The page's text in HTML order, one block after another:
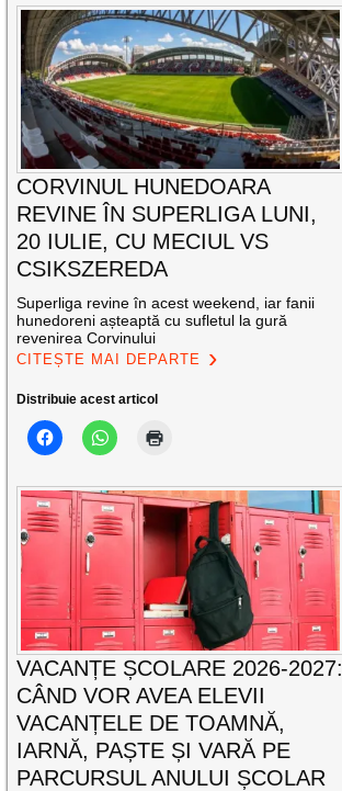
CORVINUL HUNEDOARA
REVINE ÎN SUPERLIGA LUNI,
20 IULIE, CU MECIUL VS
CSIKSZEREDA
Superliga revine în acest weekend, iar fanii
hunedoreni așteaptă cu sufletul la gură
revenirea Corvinului
CITEȘTE MAI DEPARTE
Distribuie acest articol
VACANȚE ȘCOLARE 2026-2027:
CÂND VOR AVEA ELEVII
VACANȚELE DE TOAMNĂ,
IARNĂ, PAȘTE ȘI VARĂ PE
PARCURSUL ANULUI ȘCOLAR